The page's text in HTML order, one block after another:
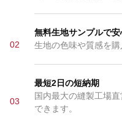
02
無料生地サンプルで安
生地の色味や質感を購
03
最短2日の短納期
国内最大の縫製工場
できます。